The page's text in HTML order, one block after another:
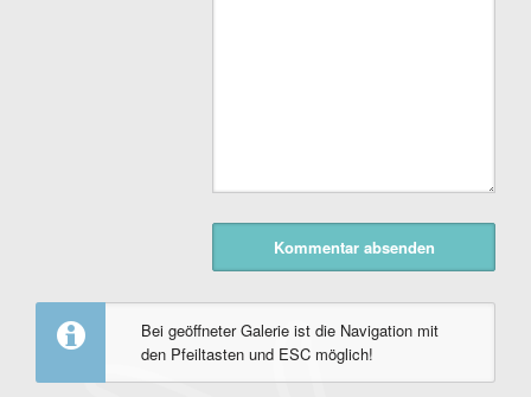
Bei geöffneter Galerie ist die Navigation mit
den Pfeiltasten und ESC möglich!